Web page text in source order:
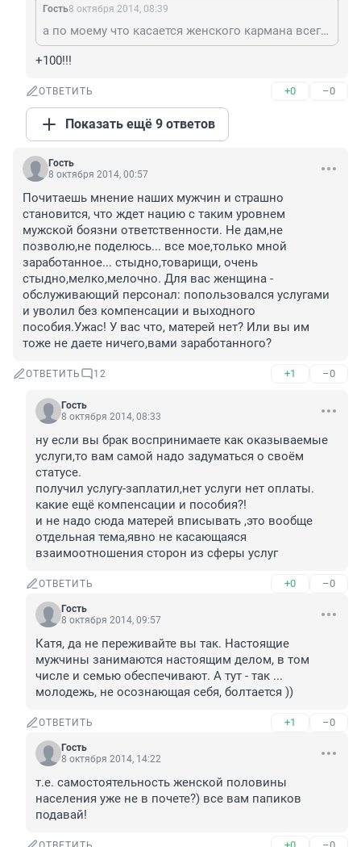
Гость8 октября 2014, 08:39
а по моему что касается женского кармана всегда справедливо,а если мимо то беспредел, жадность и вообще "настоящих мужиков не осталось....";)
+100!!!
ОТВЕТИТЬ +0 –0
Показать ещё 9 ответов
Гость
8 октября 2014, 00:57
Почитаешь мнение наших мужчин и страшно
становится, что ждет нацию с таким уровнем
мужской боязни ответственности. Не дам,не
позволю,не поделюсь... все мое,только мной
заработанное... стыдно,товарищи, очень
стыдно,мелко,мелочно. Для вас женщина -
обслуживающий персонал: попользовался услугами
и уволил без компенсации и выходного
пособия.Ужас! У вас что, матерей нет? Или вы им
тоже не даете ничего,вами заработанного?
ОТВЕТИТЬ 12 +1 –0
Гость
8 октября 2014, 08:33
ну если вы брак воспринимаете как оказываемые
услуги,то вам самой надо задуматься о своём
статусе.
получил услугу-заплатил,нет услуги нет оплаты.
какие ещё компенсации и пособия?!
и не надо сюда матерей вписывать ,это вообще
отдельная тема,явно не касающаяся
взаимоотношения сторон из сферы услуг
ОТВЕТИТЬ +0 –0
Гость
8 октября 2014, 09:57
Катя, да не переживайте вы так. Настоящие
мужчины занимаются настоящим делом, в том
числе и семью обеспечивают. А тут - так ...
молодежь, не осознающая себя, болтается ))
ОТВЕТИТЬ +1 –0
Гость
8 октября 2014, 14:22
т.е. самостоятельность женской половины
населения уже не в почете?) все вам папиков
подавай!